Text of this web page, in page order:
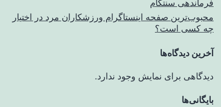
فرماندهی سنتکام
محبوب‌ترین صفحه اینستاگرام ورزشکاران مرد در اختیار
چه کسی است؟
آخرین دیدگاه‌ها
دیدگاهی برای نمایش وجود ندارد.
بایگانی‌ها